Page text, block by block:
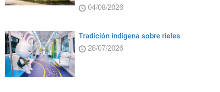
04/08/2026
Tradición indígena sobre rieles
28/07/2026